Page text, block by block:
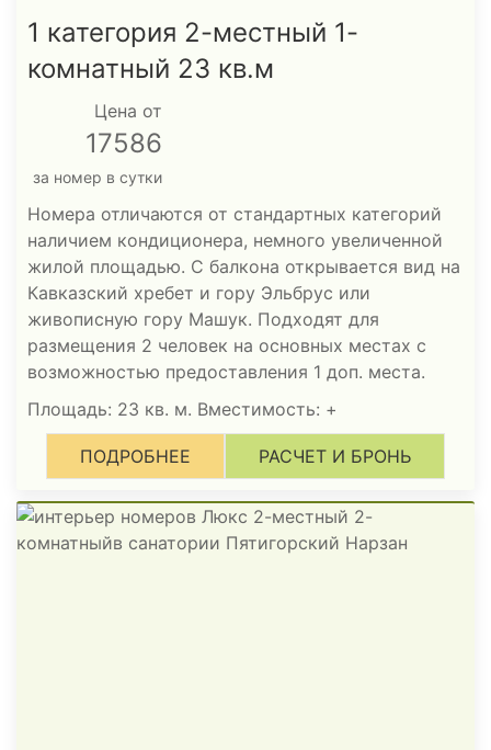
1 категория 2-местный 1-
комнатный 23 кв.м
Цена от
17586
за номер в сутки
Номера отличаются от стандартных категорий
наличием кондиционера, немного увеличенной
жилой площадью. С балкона открывается вид на
Кавказский хребет и гору Эльбрус или
живописную гору Машук. Подходят для
размещения 2 человек на основных местах с
возможностью предоставления 1 доп. места.
Площадь: 23 кв. м. Вместимость: +
ПОДРОБНЕЕ РАСЧЕТ И БРОНЬ